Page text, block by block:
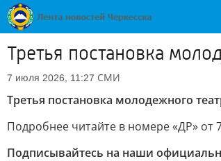
Третья постановка
7 июля 2026, 11:27 СМИ
Третья постановка молодежного
Подробнее читайте в номере «ДР» от
Подписывайтесь на наши